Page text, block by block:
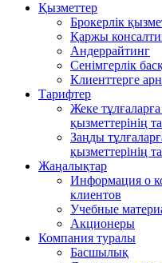
Қызметтер
Брокерлік
Қаржы
Андеррайтинг
Сенімгерлік
Клиенттерге
Тарифтер
Жеке
қызметтерінің
Заңды
қызметтерінің
Жаңалықтар
Информация о
клиентов
Учебные
Акционеры
Компания туралы
Басшылық